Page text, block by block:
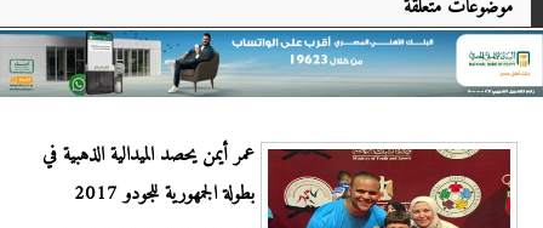
موضوعات متعلقة
عمر أيمن يحصد الميدالية الذهبية في
بطولة الجمهورية للجودو 2017